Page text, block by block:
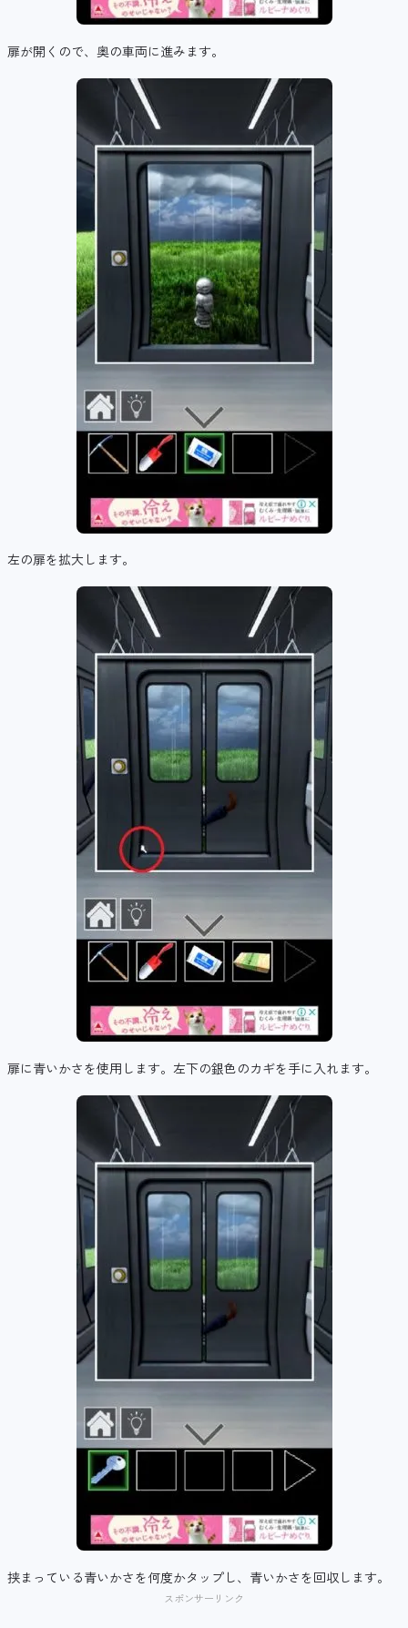
扉が開くので、奥の車両に進みます。
左の扉を拡大します。
扉に青いかさを使用します。左下の銀色のカギを手に入れます。
挟まっている青いかさを何度かタップし、青いかさを回収します。
スポンサーリンク